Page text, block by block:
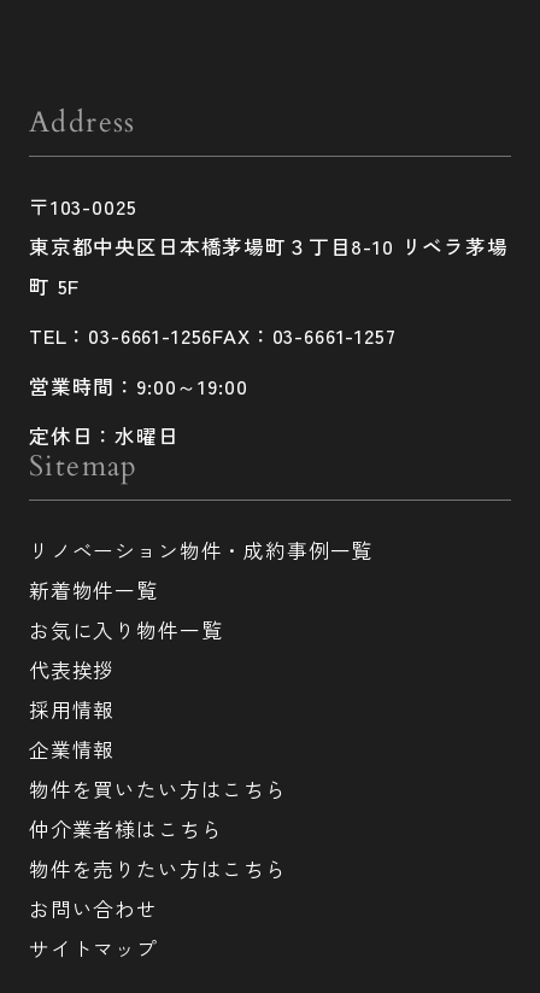
Address
〒103-0025
東京都中央区日本橋茅場町３丁目8-10 リベラ茅場
町 5F
TEL：03-6661-1256FAX：03-6661-1257
営業時間：9:00～19:00
定休日：水曜日
Sitemap
リノベーション物件・成約事例一覧
新着物件一覧
お気に入り物件一覧
代表挨拶
採用情報
企業情報
物件を買いたい方はこちら
仲介業者様はこちら
物件を売りたい方はこちら
お問い合わせ
サイトマップ